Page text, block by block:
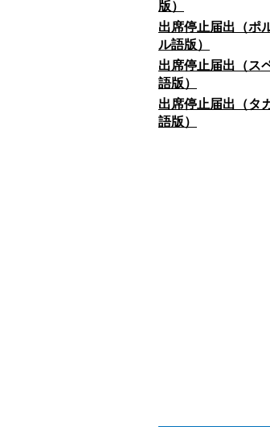
版）
出席停止届出（ポ
ル語版）
出席停止届出（ス
語版）
出席停止届出（タ
語版）